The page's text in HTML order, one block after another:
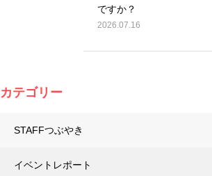
ですか？
2026.07.16
カテゴリー
STAFFつぶやき
イベントレポート